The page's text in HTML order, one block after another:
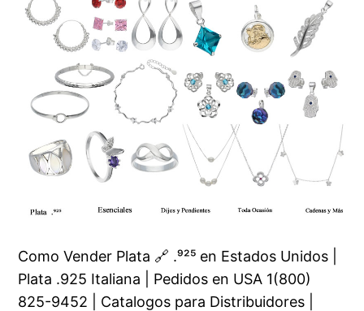
Como Vender Plata 🔗 .⁹²⁵ en Estados Unidos |
Plata .925 Italiana | Pedidos en USA 1(800)
825-9452 | Catalogos para Distribuidores |